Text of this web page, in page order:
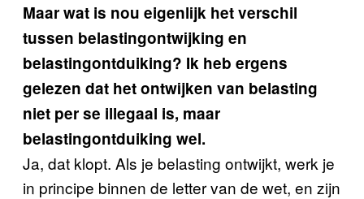
Maar wat is nou eigenlijk het verschil
tussen belastingontwijking en
belastingontduiking? Ik heb ergens
gelezen dat het ontwijken van belasting
niet per se illegaal is, maar
belastingontduiking wel.
Ja, dat klopt. Als je belasting ontwijkt, werk je
in principe binnen de letter van de wet, en zijn